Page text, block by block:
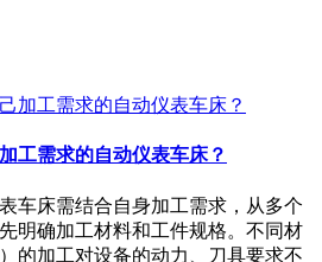
工需求的自动仪表车床？
车床需结合自身加工需求，从多个
明确加工材料和工件规格。不同材
的加工对设备的动力、刀具要求不